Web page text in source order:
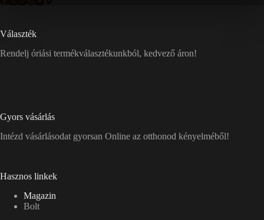
Választék
Rendelj óriási termékválasztékunkból, kedvező áron!
Gyors vásárlás
Intézd vásárlásodat gyorsan Online az otthonod kényelméből!
Hasznos linkek
Magazin
Bolt